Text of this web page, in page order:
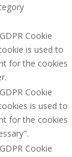
Cookie
is used to
for the cookies
Cookie
is used to
for the cookies
Cookie